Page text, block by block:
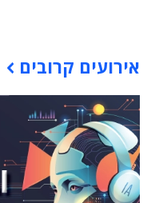
אירועים קרובים